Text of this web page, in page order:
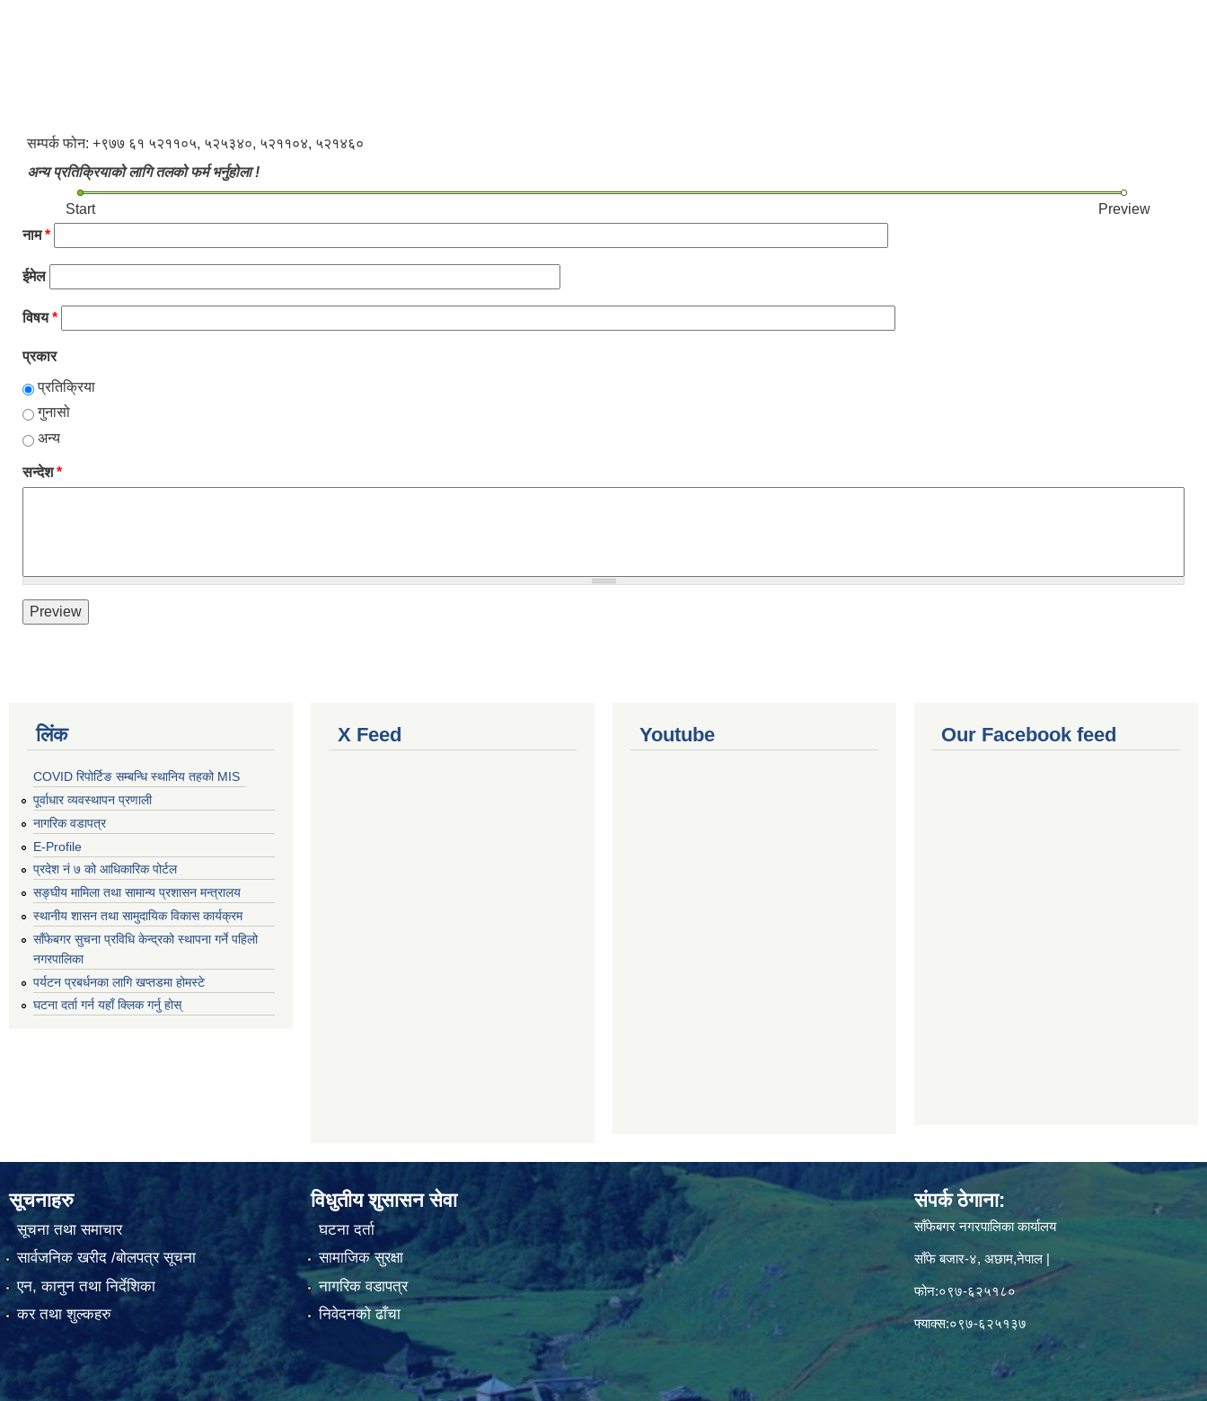
सम्पर्क फोन: +९७७ ६१ ५२११०५, ५२५३४०, ५२११०४, ५२१४६०
अन्य प्रतिक्रियाको लागि तलको फर्म भर्नुहोला !
Start
Preview
नाम*
ईमेल
विषय*
प्रकार
प्रतिक्रिया
गुनासो
अन्य
सन्देश*
लिंक
COVID रिपोर्टिङ सम्बन्धि स्थानिय तहको MIS
पूर्वाधार व्यवस्थापन प्रणाली
नागरिक वडापत्र
E-Profile
प्रदेश नं ७ को आधिकारिक पोर्टल
सङ्घीय मामिला तथा सामान्य प्रशासन मन्त्रालय
स्थानीय शासन तथा सामुदायिक विकास कार्यक्रम
साँफेबगर सुचना प्रविधि केन्द्रको स्थापना गर्ने पहिलो
नगरपालिका
पर्यटन प्रबर्धनका लागि खप्तडमा होमस्टे
घटना दर्ता गर्न यहाँ क्लिक गर्नु होस्
X Feed Youtube Our Facebook feed
सूचनाहरु
सूचना तथा समाचार
सार्वजनिक खरीद /बोलपत्र सूचना
एन, कानुन तथा निर्देशिका
कर तथा शुल्कहरु
विधुतीय शुसासन सेवा
घटना दर्ता
सामाजिक सुरक्षा
नागरिक वडापत्र
निवेदनको ढाँचा
संपर्क ठेगाना:
साँफेबगर नगरपालिका कार्यालय
साँफे बजार-४, अछाम,नेपाल |
फोन:०९७-६२५१८०
फ्याक्स:०९७-६२५१३७